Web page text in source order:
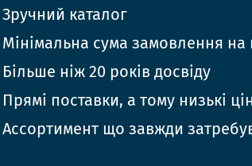
Зручний каталог
Мінімальна сума замовлення на
Більше ніж 20 років досвіду
Прямі поставки, а тому низькі
Ассортимент що завжди